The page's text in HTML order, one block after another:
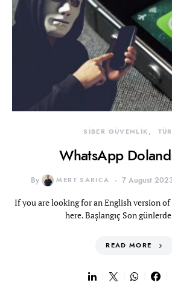
SİBER GÜVENLİK
WhatsApp
By MERT SARICA 7 August
If you are looking for an English version
here. Başlangıç Son
READ MORE